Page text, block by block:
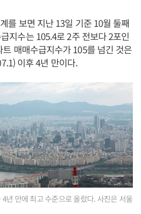
를 보면 지난 13일 기준 10월 둘째
지수는 105.4로 2주 전보다 2포인
매매수급지수가 105를 넘긴 것은
이후 4년 만이다.
년 만에 최고 수준으로 올랐다. 사진은 서울